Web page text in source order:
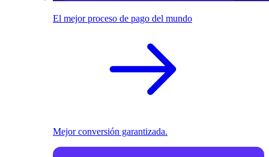
El mejor proceso de pago del mundo
Mejor conversión garantizada.